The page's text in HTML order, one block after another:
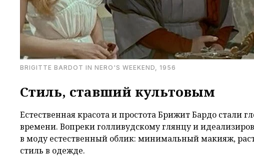
BRIGITTE BARDOT IN NERO'S WEEKEND, 1956
Стиль, ставший культовым
Естественная красота и простота Брижит Бардо стали
времени. Вопреки голливудскому глянцу и
в моду естественный облик: минимальный макияж,
стиль в одежде.